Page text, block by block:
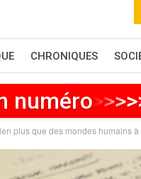
CHRONIQUES
numéro>>>
plus que des mondes humains à